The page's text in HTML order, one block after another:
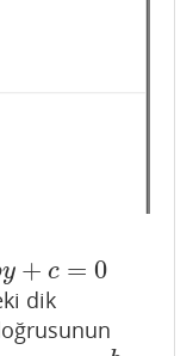
y + c = 0
c= 0
dik